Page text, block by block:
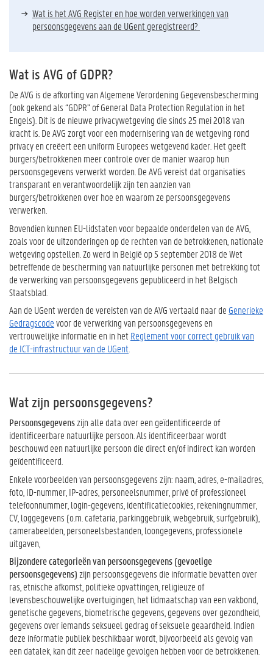
Wat is het AVG Register en hoe worden verwerkingen van
persoonsgegevens aan de UGent geregistreerd?
Wat is AVG of GDPR?
De AVG is de afkorting van Algemene Verordening Gegevensbescherming
(ook gekend als “GDPR” of General Data Protection Regulation in het
Engels). Dit is de nieuwe privacywetgeving die sinds 25 mei 2018 van
kracht is. De AVG zorgt voor een modernisering van de wetgeving rond
privacy en creëert een uniform Europees wetgevend kader. Het geeft
burgers/betrokkenen meer controle over de manier waarop hun
persoonsgegevens verwerkt worden. De AVG vereist dat organisaties
transparant en verantwoordelijk zijn ten aanzien van
burgers/betrokkenen over hoe en waarom ze persoonsgegevens
verwerken.
Bovendien kunnen EU-lidstaten voor bepaalde onderdelen van de AVG,
zoals voor de uitzonderingen op de rechten van de betrokkenen, nationale
wetgeving opstellen. Zo werd in België op 5 september 2018 de Wet
betreffende de bescherming van natuurlijke personen met betrekking tot
de verwerking van persoonsgegevens gepubliceerd in het Belgisch
Staatsblad.
Aan de UGent werden de vereisten van de AVG vertaald naar de Generieke
Gedragscodevoor de verwerking van persoonsgegevens en
vertrouwelijke informatie en in hetReglement voor correct gebruik van
de ICT-infrastructuur van de UGent
Wat zijn persoonsgegevens?
Persoonsgegevenszijn alle data over een geïdentificeerde of
identificeerbare natuurlijke persoon. Als identificeerbaar wordt
beschouwd een natuurlijke persoon die direct en/of indirect kan worden
geïdentificeerd.
Enkele voorbeelden van persoonsgegevens zijn: naam, adres, e-mailadres,
foto, ID-nummer, IP-adres, personeelsnummer, privé of professioneel
telefoonnummer, login-gegevens, identificatiecookies, rekeningnummer,
CV, loggegevens (o.m. cafetaria, parkinggebruik, webgebruik, surfgebruik),
camerabeelden, personeelsbestanden, loongegevens, professionele
uitgaven,
Bijzondere categorieën van persoonsgegevens (gevoelige
persoonsgegevens)zijn persoonsgegevens die informatie bevatten over
ras, etnische afkomst, politieke opvattingen, religieuze of
levensbeschouwelijke overtuigingen, het lidmaatschap van een vakbond,
genetische gegevens, biometrische gegevens, gegevens over gezondheid,
gegevens over iemands seksueel gedrag of seksuele geaardheid. Indien
deze informatie publiek beschikbaar wordt, bijvoorbeeld als gevolg van
een datalek, kan dit zeer nadelige gevolgen hebben voor de betrokkenen.